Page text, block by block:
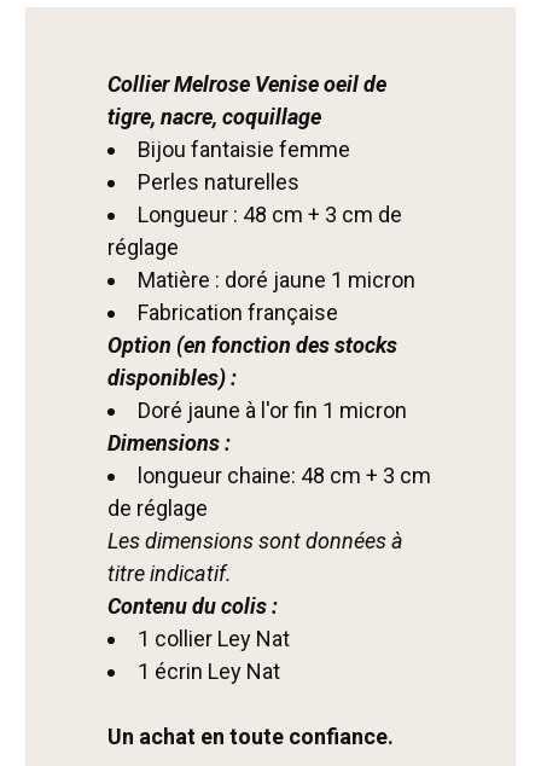
Collier Melrose Venise oeil de
tigre, nacre, coquillage
Bijou fantaisie femme
Perles naturelles
Longueur : 48 cm + 3 cm de
réglage
Matière : doré jaune 1 micron
Fabrication française
Option (en fonction des stocks
disponibles) :
Doré jaune à l'or fin 1 micron
Dimensions :
longueur chaine: 48 cm + 3 cm
de réglage
Les dimensions sont données à
titre indicatif.
Contenu du colis :
1 collier Ley Nat
1 écrin Ley Nat
Un achat en toute confiance.